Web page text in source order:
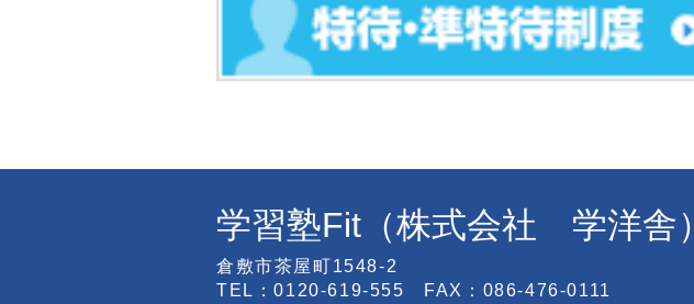
学習塾Fit（株式会社 学洋舎）
倉敷市茶屋町1548-2
TEL：0120-619-555 FAX：086-476-0111